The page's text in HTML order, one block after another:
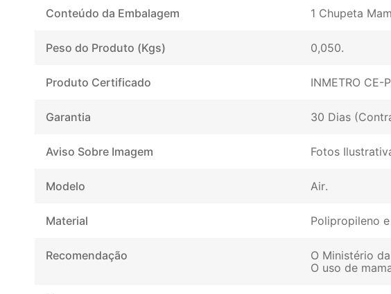
Conteúdo da Embalagem 1 Chupeta
Peso do Produto (Kgs) 0,050
Produto Certificado INMETRO CE-
Garantia 30 Dias
Aviso Sobre Imagem Fotos
Modelo Air
Material Polipropileno
Recomendação
O Ministério
O uso de